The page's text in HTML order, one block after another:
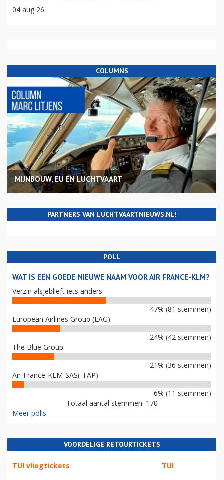
04 aug 26
COLUMNS
MIJNBOUW, EU EN LUCHTVAART
PARTNERS VAN LUCHTVAARTNIEUWS.NL!
POLL
WAT IS EEN GOEDE NIEUWE NAAM VOOR AIR FRANCE-KLM?
Verzin alsjeblieft iets anders
47% (81 stemmen)
European Airlines Group (EAG)
24% (42 stemmen)
The Blue Group
21% (36 stemmen)
Air-France-KLM-SAS(-TAP)
6% (11 stemmen)
Totaal aantal stemmen: 170
Meer polls
VOORDELIGE RETOURTICKETS
TUI vliegtickets TUI